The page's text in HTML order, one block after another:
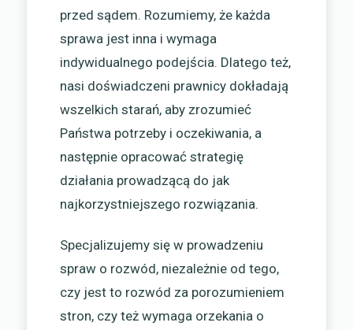
przed sądem. Rozumiemy, że każda
sprawa jest inna i wymaga
indywidualnego podejścia. Dlatego też,
nasi doświadczeni prawnicy dokładają
wszelkich starań, aby zrozumieć
Państwa potrzeby i oczekiwania, a
następnie opracować strategię
działania prowadzącą do jak
najkorzystniejszego rozwiązania.
Specjalizujemy się w prowadzeniu
spraw o rozwód, niezależnie od tego,
czy jest to rozwód za porozumieniem
stron, czy też wymaga orzekania o